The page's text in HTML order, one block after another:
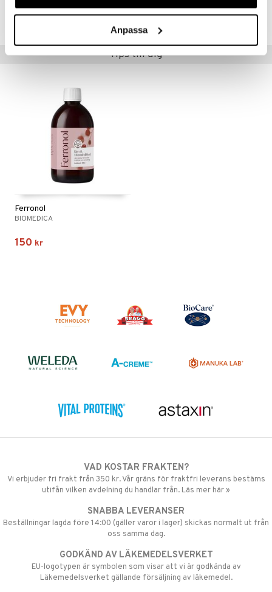
Anpassa
Lägsta pris senaste 30 dagarna: 122 kr
Tips till dig
Ferronol
BIOMEDICA
150 kr
VAD KOSTAR FRAKTEN?
Vi erbjuder fri frakt från 350 kr. Vår gräns för fraktfri leverans bestäms
utifån vilken avdelning du handlar från. Läs mer här »
SNABBA LEVERANSER
Beställningar lagda före 14:00 (gäller varor i lager) skickas normalt ut från
oss samma dag.
GODKÄND AV LÄKEMEDELSVERKET
EU-logotypen är symbolen som visar att vi är godkända av
Läkemedelsverket gällande försäljning av läkemedel.